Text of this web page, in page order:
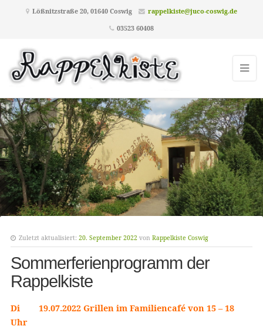
Lößnitzstraße 20, 01640 Coswig
rappelkiste@juco-coswig.de
03523 60408
Zuletzt aktualisiert: 20. September 2022 von Rappelkiste Coswig
Sommerferienprogramm der
Rappelkiste
Di 19.07.2022 Grillen im Familiencafé von 15 – 18
Uhr